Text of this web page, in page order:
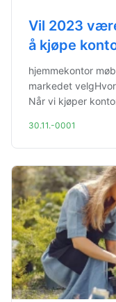
Vil 2023
å kjøpe
hjemmekontor
markedet
Når vi kjøper
30.11.-0001